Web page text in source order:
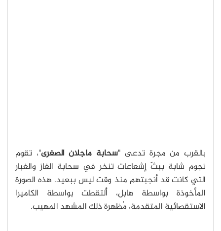
بالقرب من مجرة تدعى "سحابة ماجلان الصغرى"، تقوم
نجوم شابة ببثّ إشعاعات تنخر في سحابة الغاز والغبار
التي كانت قد أنجبتهم منذ وقت ليس ببعيد. هذه الصورة
المأخوذة بواسطة هابل، أُلتقطت بواسطة الكاميرا
الاستقصائية المتقدمة، مُظهرة ذلك المشهد المهيب.